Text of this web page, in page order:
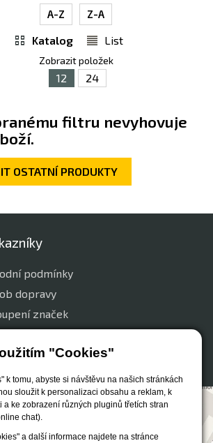
"Cookies"
k tomu, abyste si návštěvu na našich stránkách
sloužit k personalizaci obsahu a reklam, k
a ke zobrazení různých pluginů třetích stran
chat).
a další informace najdete na stránce
A-Z Z-A
Katalog List
Zobrazit položek
12 24
filtru nevyhovuje
OSTATNÍ PRODUKTY
podmínky
dopravy
značek
řád
soukromí